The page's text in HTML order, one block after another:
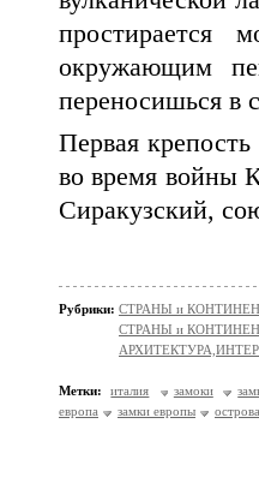
простирается
окружающим
переносишься в
Первая
во время войны
Сиракузский,
Рубрики: СТРАНЫ и
СТРАНЫ и
Метки: италия замоки
европа
замки европы острова